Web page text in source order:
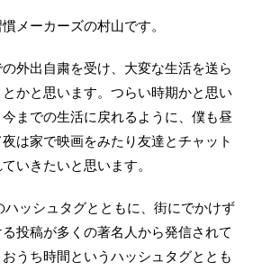
メーカーズの村山です。
外出自粛を受け、大変な生活を送ら
かと思います。つらい時期かと思い
までの生活に戻れるように、僕も昼
は家で映画をみたり友達とチャット
いきたいと思います。
ッシュタグとともに、街にでかけず
投稿が多くの著名人から発信されて
うち時間というハッシュタグととも